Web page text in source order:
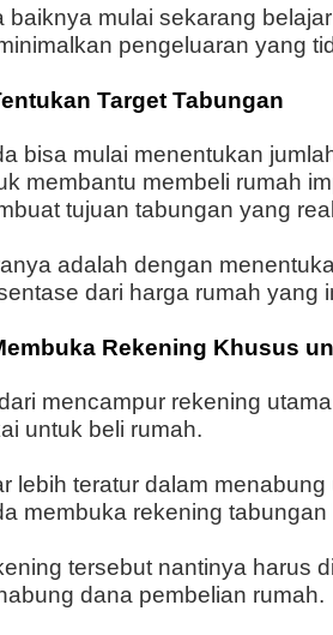
baiknya mulai sekarang
pengeluaran yang
Target Tabungan
bisa mulai menentukan
membantu membeli rumah
tujuan tabungan yang
adalah dengan
dari harga rumah yang
Rekening Khusus
mencampur rekening
untuk beli rumah.
lebih teratur dalam
membuka rekening tabungan
tersebut nantinya harus
dana pembelian rumah.